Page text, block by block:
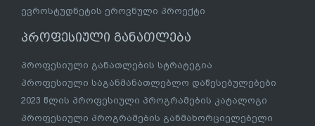
ევროსტუდნეტის ეროვნული პროექტი
პროფესიული განათლება
პროფესიული განათლების სტრატეგია
პროფესიული საგანმანათლებლო დაწესებულებები
2023 წლის პროფესიული პროგრამების კატალოგი
პროფესიული პროგრამების განმახორციელებელი